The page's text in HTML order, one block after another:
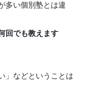
多い個別塾とは違
回でも教えます
」などということは